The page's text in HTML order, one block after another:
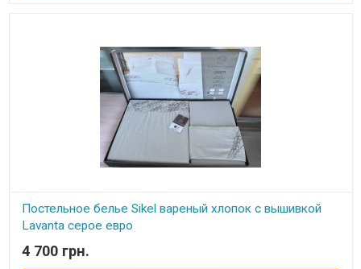
Постельное белье Sikel вареный хлопок с вышивкой
Lavanta серое евро
В наличии
4 700 грн.